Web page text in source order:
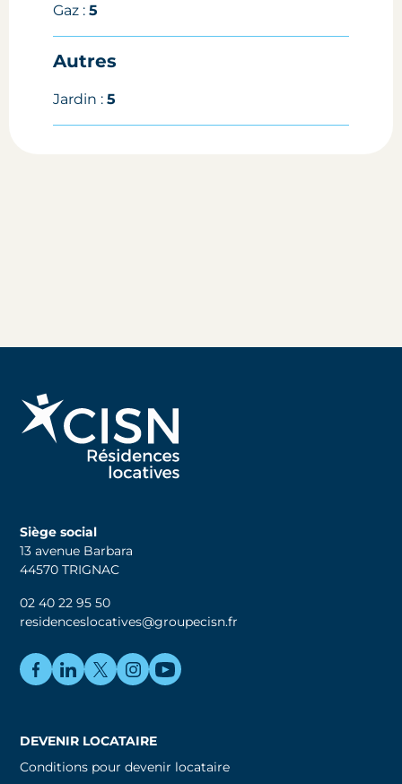
Gaz :5
Autres
Jardin :5
Siège social
13 avenue Barbara
44570 TRIGNAC
02 40 22 95 50
residenceslocatives@groupecisn.fr
DEVENIR LOCATAIRE
Conditions pour devenir locataire